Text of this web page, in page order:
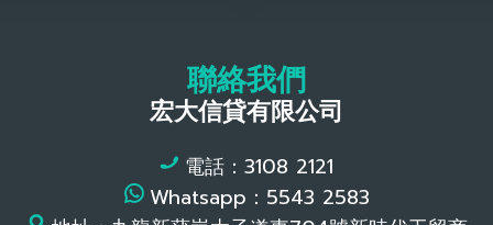
聯絡我們
宏大信貸有限公司
電話：3108 2121
Whatsapp：5543 2583